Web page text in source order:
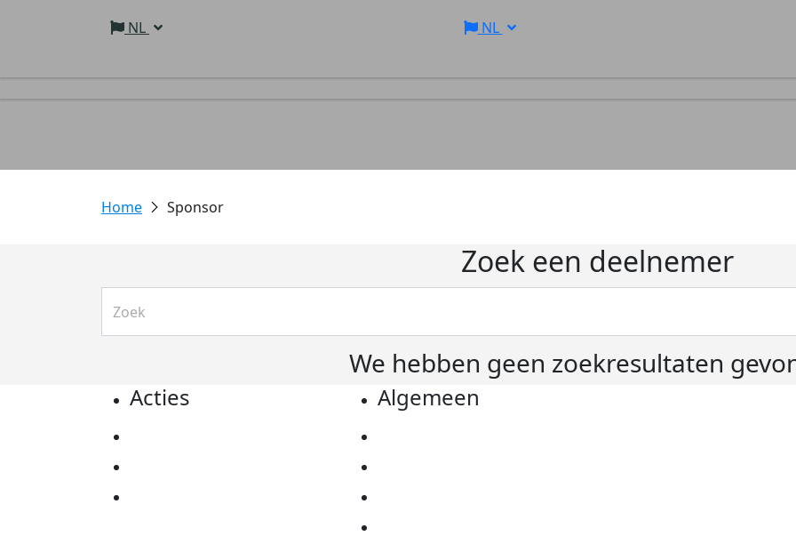
NL NL
Sponsor
Zoek een deelnemer
We hebben geen zoekresultaten
Acties Algemeen